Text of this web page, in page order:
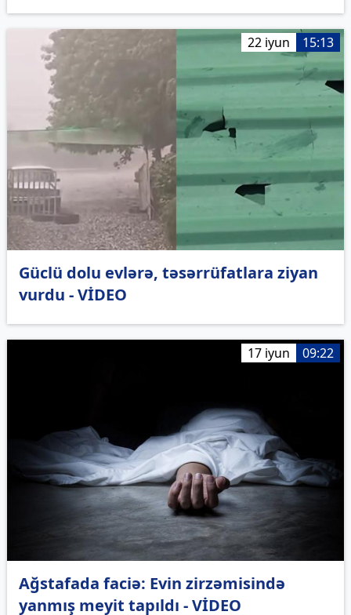
22 iyun 15:13
Güclü dolu evlərə, təsərrüfatlara ziyan
vurdu - VİDEO
17 iyun 09:22
Ağstafada faciə: Evin zirzəmisində
yanmış meyit tapıldı - VİDEO